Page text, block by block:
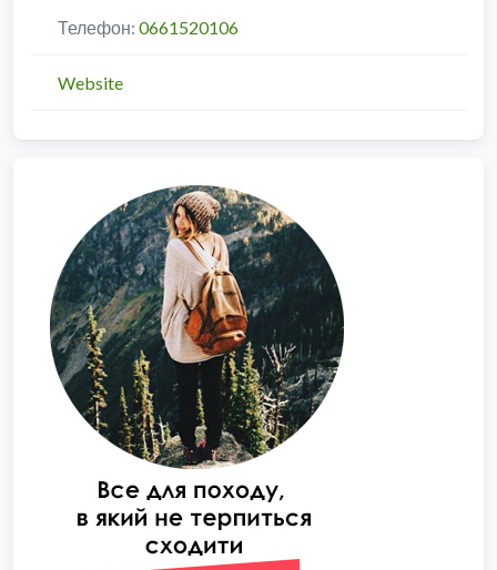
Телефон:0661520106
Website